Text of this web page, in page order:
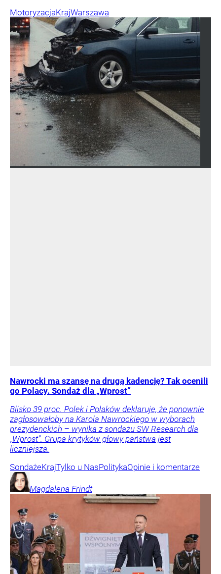
MotoryzacjaKrajWarszawa
Nawrocki ma szansę na drugą kadencję? Tak ocenili
go Polacy. Sondaż dla „Wprost”
Blisko 39 proc. Polek i Polaków deklaruje, że ponownie
zagłosowałoby na Karola Nawrockiego w wyborach
prezydenckich – wynika z sondażu SW Research dla
„Wprost”. Grupa krytyków głowy państwa jest
liczniejsza.
SondażeKrajTylko u NasPolitykaOpinie i komentarze
Magdalena Frindt